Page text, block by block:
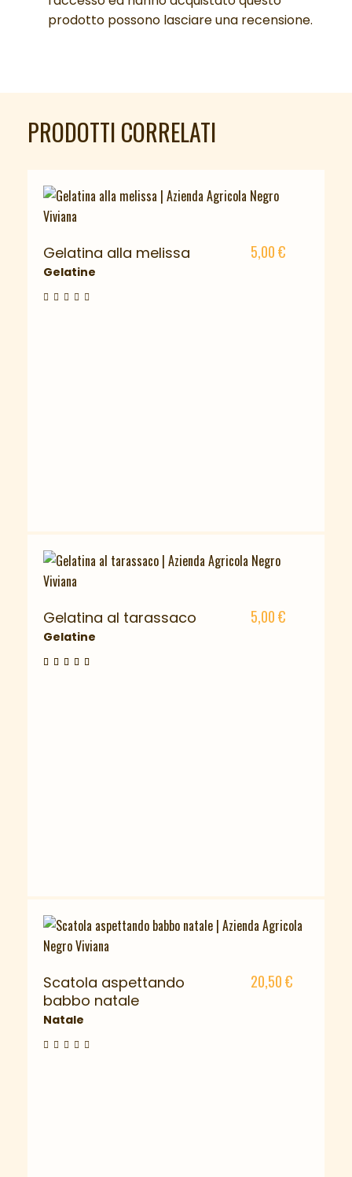
prodotto possono lasciare una recensione.
PRODOTTI CORRELATI
Gelatina alla melissa
Gelatine
5,00€
Gelatina al tarassaco
Gelatine
5,00€
Scatola aspettando
babbo natale
Natale
20,50€